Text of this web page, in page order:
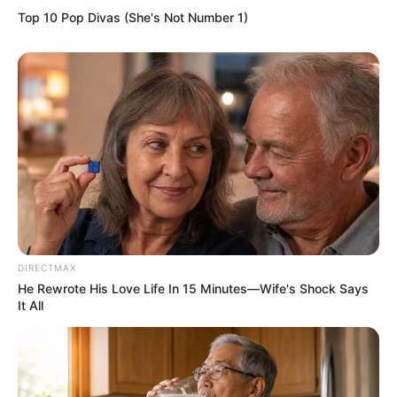
kekayaannya berasal dari kariernya sebagai Aktris, TikToker,
Model.
Top 10 Pop Divas (She's Not Number 1)
DIRECTMAX
He Rewrote His Love Life In 15 Minutes—Wife's Shock Says
It All